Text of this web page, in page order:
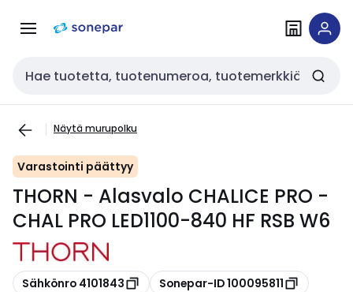
navigointiinsisältöön
Haku
Näytä murupolku
Varastointi päättyy
THORN - Alasvalo CHALICE PRO -
CHAL PRO LED1100-840 HF RSB W6
Kopioi
Sähkönro 4101843 Kopioi
Sonepar-ID 100095811